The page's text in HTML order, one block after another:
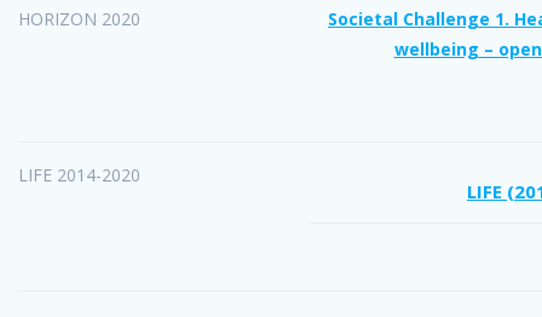
HORIZON 2020
Societal Challenge 1.
wellbeing –
LIFE 2014-2020
LIFE